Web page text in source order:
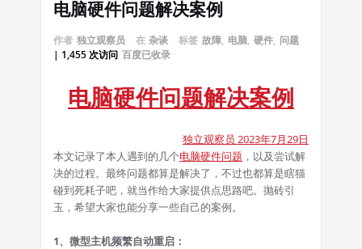
电脑硬件问题解决案例
作者 独立观察员 在 杂谈 标签 故障, 电脑, 硬件, 问题
| 1,455 次访问 百度已收录
电脑硬件问题解决案例
独立观察员 2023年7月29日
本文记录了本人遇到的几个电脑硬件问题 ，以及尝试解
决的过程。最终问题都算是解决了，不过也都算是瞎猫
碰到死耗子吧，就当作给大家提供点思路吧。抛砖引
玉，希望大家也能分享一些自己的案例。
1、微型主机频繁自动重启：